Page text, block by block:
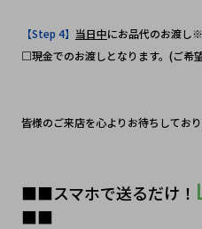
【Step 4】 当日中にお品代のお渡し
□現金でのお渡しとなります。(ご希
皆様のご来店を心よりお待ちしており
■■スマホで送るだけ！
■■